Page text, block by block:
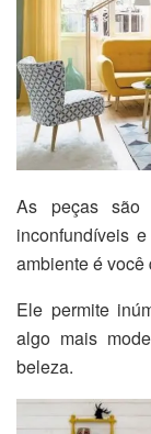
As peças são
inconfundíveis
ambiente é você
Ele permite
algo mais
beleza.